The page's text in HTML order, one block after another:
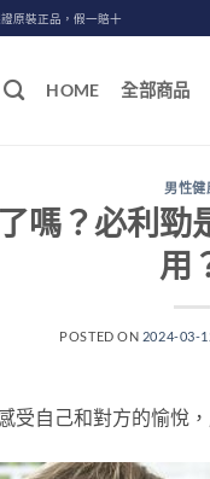
原裝正品，假一賠十
HOME 全部商品
男性健
嗎？必利勁
用
POSTED ON 2024-03-
受自己和對方的愉悅